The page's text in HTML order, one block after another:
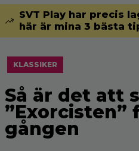
SVT Play har precis
här är mina 3 bästa
KLASSIKER
Så är det att
”Exorcisten”
gången